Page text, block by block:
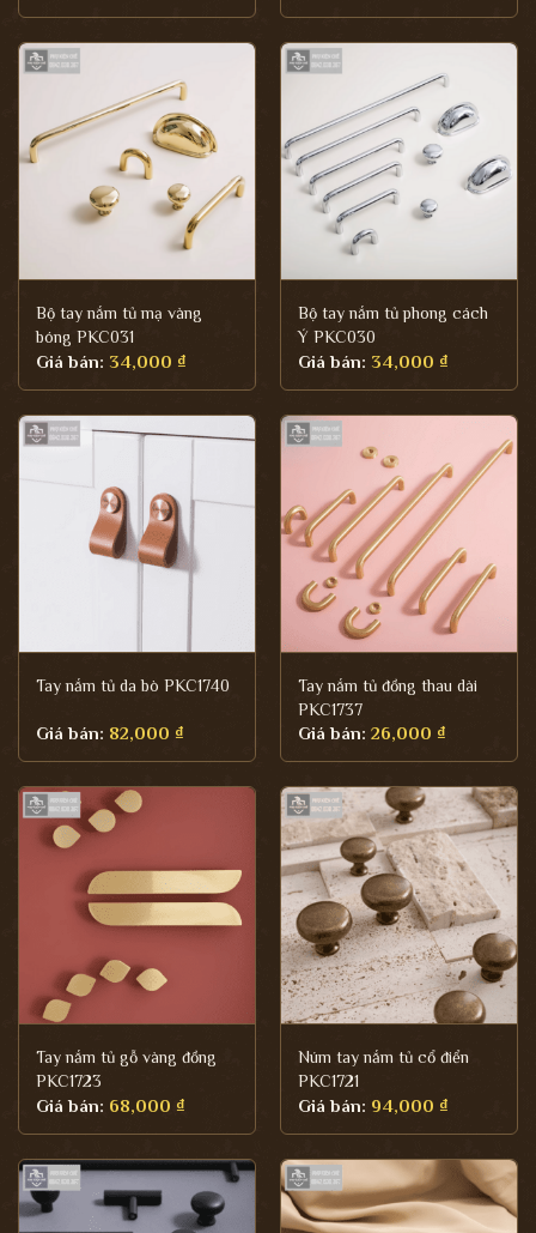
Bộ tay nắm tủ mạ vàng
bóng PKC031
Giá bán: 34,000 ₫
Bộ tay nắm tủ phong cách
Ý PKC030
Giá bán: 34,000 ₫
Tay nắm tủ da bò PKC1740
Giá bán: 82,000 ₫
Tay nắm tủ đồng thau dài
PKC1737
Giá bán: 26,000 ₫
Tay nắm tủ gỗ vàng đồng
PKC1723
Giá bán: 68,000 ₫
Núm tay nắm tủ cổ điển
PKC1721
Giá bán: 94,000 ₫